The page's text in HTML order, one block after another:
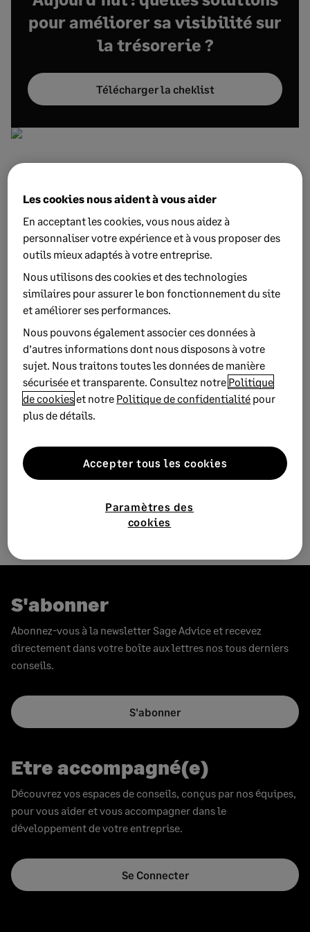
pour améliorer sa visibilité sur
la trésorerie ?
Télécharger la cheklist
Inscrivez-vous à la e-
newsletter mensuelle
Je m'abonne
S'abonner
Abonnez-vous à la newsletter Sage Advice et recevez
directement dans votre boîte aux lettres nos tous derniers
conseils.
S'abonner
Etre accompagné(e)
Découvrez vos espaces de conseils, conçus par nos équipes,
pour vous aider et vous accompagner dans le
développement de votre entreprise.
Se Connecter
Les cookies nous aident à vous aider
En acceptant les cookies, vous nous aidez à
personnaliser votre expérience et à vous proposer des
outils mieux adaptés à votre entreprise.
Nous utilisons des cookies et des technologies
similaires pour assurer le bon fonctionnement du site
et améliorer ses performances.
Nous pouvons également associer ces données à
d’autres informations dont nous disposons à votre
sujet. Nous traitons toutes les données de manière
sécurisée et transparente. Consultez notre Politique
de cookieset notre Politique de confidentialité pour
plus de détails.
Paramètres des
cookies
Accepter tous les cookies